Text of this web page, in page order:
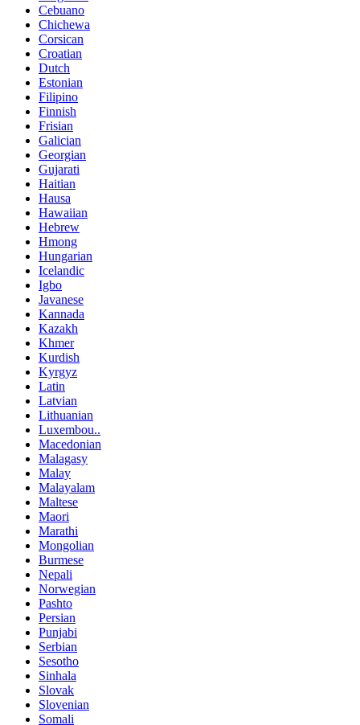
Cebuano
Chichewa
Corsican
Croatian
Dutch
Estonian
Filipino
Finnish
Frisian
Galician
Georgian
Gujarati
Haitian
Hausa
Hawaiian
Hebrew
Hmong
Hungarian
Icelandic
Igbo
Javanese
Kannada
Kazakh
Khmer
Kurdish
Kyrgyz
Latin
Latvian
Lithuanian
Luxembou..
Macedonian
Malagasy
Malay
Malayalam
Maltese
Maori
Marathi
Mongolian
Burmese
Nepali
Norwegian
Pashto
Persian
Punjabi
Serbian
Sesotho
Sinhala
Slovak
Slovenian
Somali